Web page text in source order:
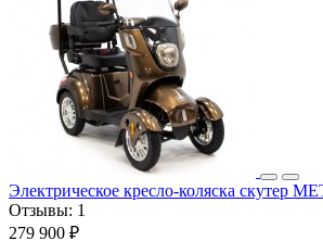
Электрическое кресло-коляска скутер
Отзывы: 1
279 900 ₽